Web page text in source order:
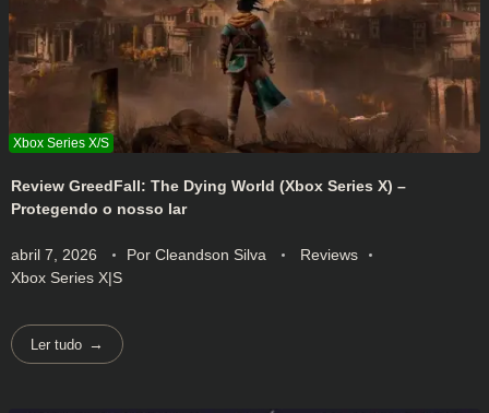
Review GreedFall: The Dying World (Xbox Series X) –
Protegendo o nosso lar
abril 7, 2026 Por Cleandson Silva
Reviews
Xbox Series X|S
Ler tudo